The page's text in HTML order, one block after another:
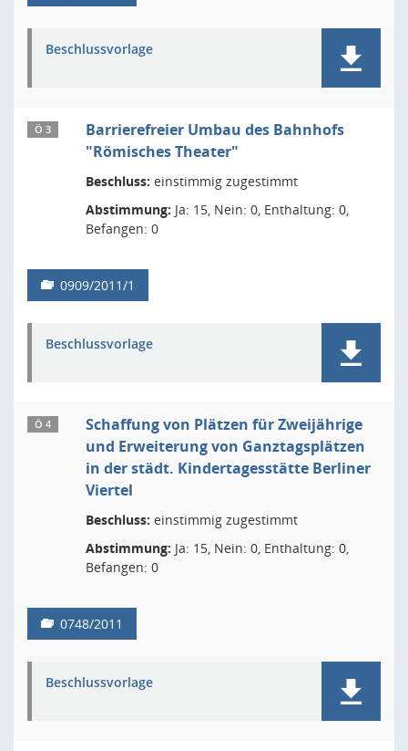
Beschlussvorlage
Ö 3
Barrierefreier Umbau des Bahnhofs
"Römisches Theater"
Beschluss: einstimmig zugestimmt
Abstimmung: Ja: 15, Nein: 0, Enthaltung: 0,
Befangen: 0
0909/2011/1
Beschlussvorlage
Ö 4
Schaffung von Plätzen für Zweijährige
und Erweiterung von Ganztagsplätzen
in der städt. Kindertagesstätte Berliner
Viertel
Beschluss: einstimmig zugestimmt
Abstimmung: Ja: 15, Nein: 0, Enthaltung: 0,
Befangen: 0
0748/2011
Beschlussvorlage